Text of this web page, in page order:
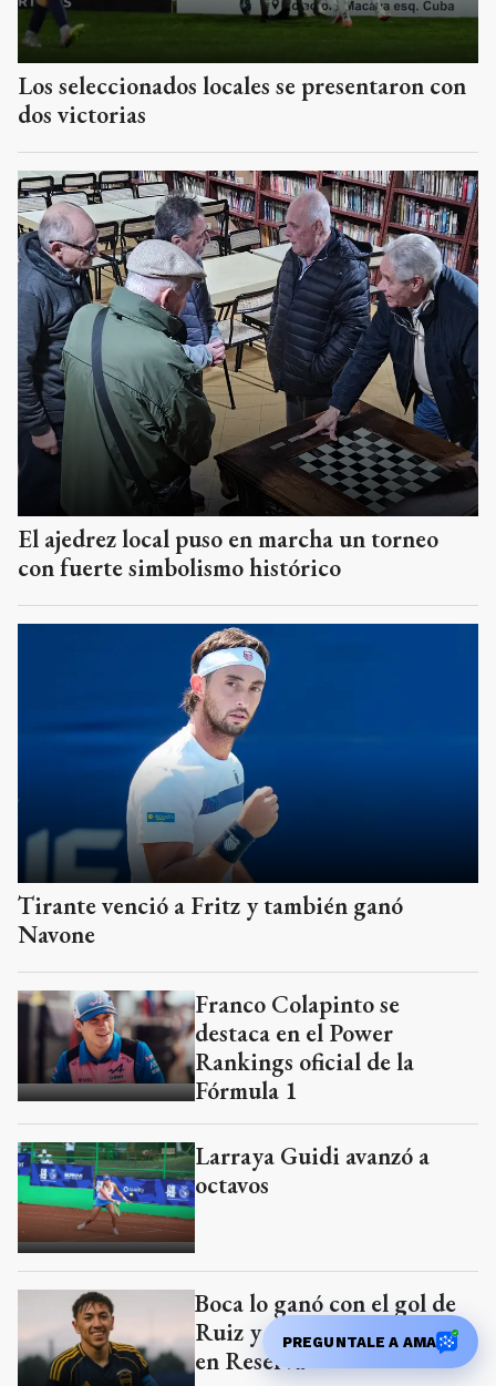
Los seleccionados locales se presentaron con
dos victorias
El ajedrez local puso en marcha un torneo
con fuerte simbolismo histórico
Tirante venció a Fritz y también ganó
Navone
Franco Colapinto se
destaca en el Power
Rankings oficial de la
Fórmula 1
Larraya Guidi avanzó a
octavos
Boca lo ganó con el gol de
Ruiz y se subió a la punta
en Reserva
PREGUNTALE A AMA